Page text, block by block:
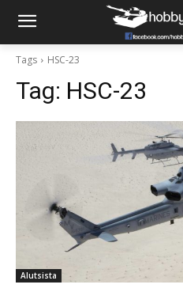
Tags HSC-23
Tag: HSC-23
Alutsista